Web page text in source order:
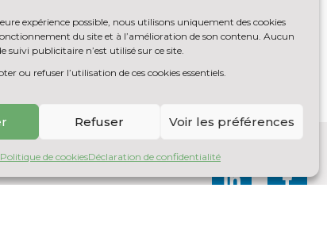
expérience possible, nous utilisons uniquement des cookies
du site et à l’amélioration de son contenu. Aucun
suivi publicitaire n’est utilisé sur ce site.
ou refuser l’utilisation de ces cookies essentiels.
Refuser Voir les préférences
Politique de cookiesDéclaration de confidentialité